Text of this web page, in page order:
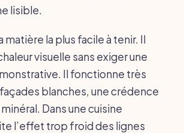
lisible.
matière la plus facile à tenir. Il
visuelle sans exiger une
Il fonctionne très
blanches, une crédence
Dans une cuisine
l’effet trop froid des lignes